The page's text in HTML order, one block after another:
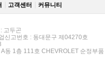
고객센터 커뮤니티
고두곤
신고번호 : 동대문구 제04270호
동 1층 111호 CHEVROLET 순정부품